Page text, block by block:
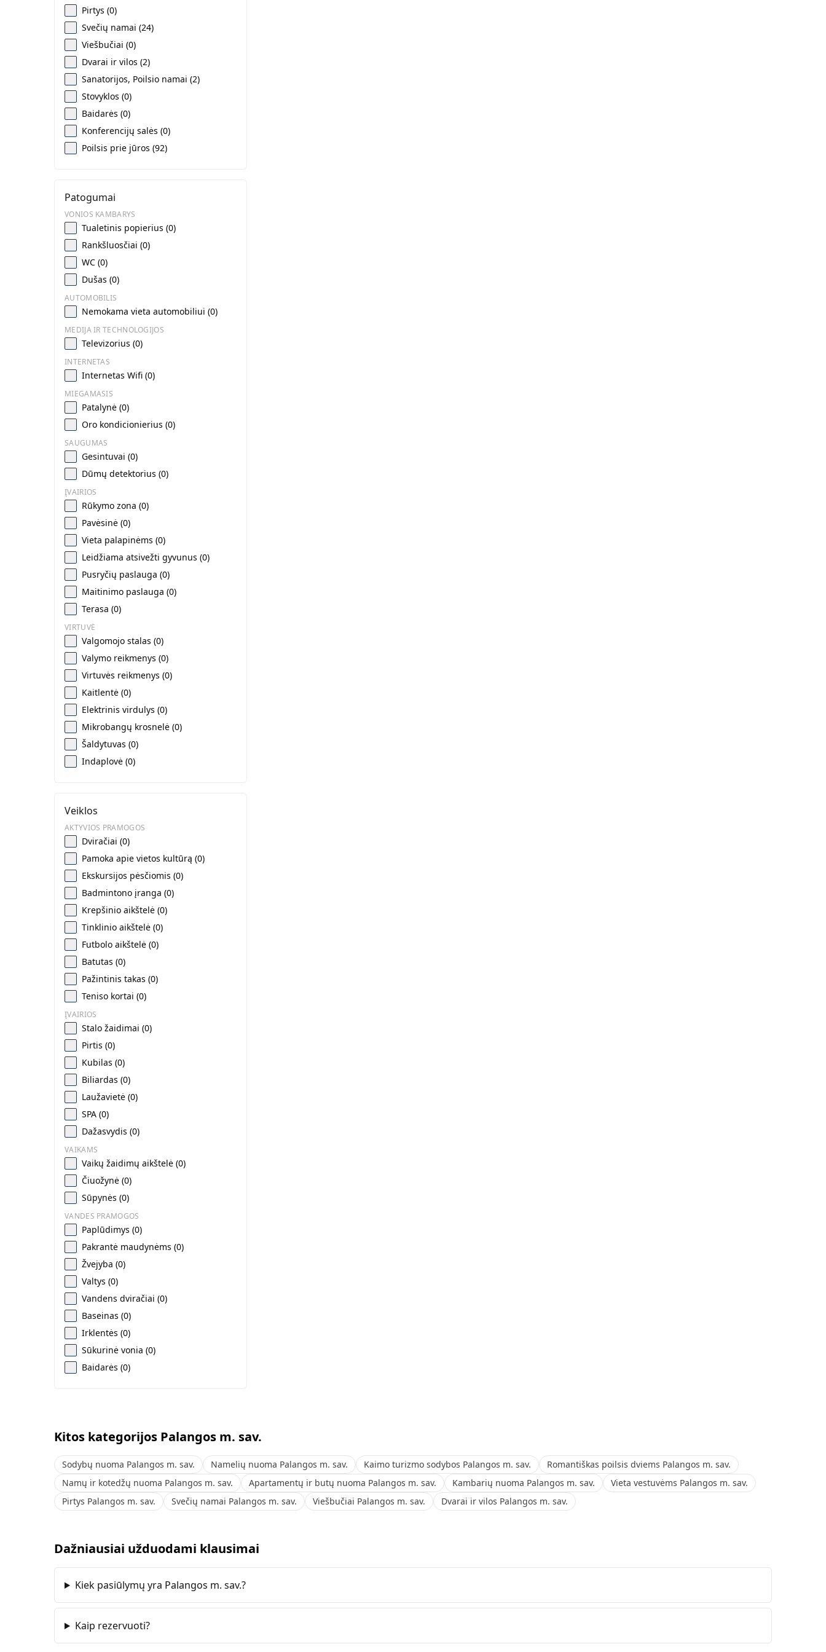
Pirtys (0)
Svečių namai (24)
Viešbučiai (0)
Dvarai ir vilos (2)
Sanatorijos, Poilsio namai (2)
Stovyklos (0)
Baidarės (0)
Konferencijų salės (0)
Poilsis prie jūros (92)
Patogumai
VONIOS KAMBARYS
Tualetinis popierius (0)
Rankšluosčiai (0)
WC (0)
Dušas (0)
AUTOMOBILIS
Nemokama vieta automobiliui (0)
MEDIJA IR TECHNOLOGIJOS
Televizorius (0)
INTERNETAS
Internetas Wifi (0)
MIEGAMASIS
Patalynė (0)
Oro kondicionierius (0)
SAUGUMAS
Gesintuvai (0)
Dūmų detektorius (0)
ĮVAIRIOS
Rūkymo zona (0)
Pavėsinė (0)
Vieta palapinėms (0)
Leidžiama atsivežti gyvunus (0)
Pusryčių paslauga (0)
Maitinimo paslauga (0)
Terasa (0)
VIRTUVĖ
Valgomojo stalas (0)
Valymo reikmenys (0)
Virtuvės reikmenys (0)
Kaitlentė (0)
Elektrinis virdulys (0)
Mikrobangų krosnelė (0)
Šaldytuvas (0)
Indaplovė (0)
Veiklos
AKTYVIOS PRAMOGOS
Dviračiai (0)
Pamoka apie vietos kultūrą (0)
Ekskursijos pėsčiomis (0)
Badmintono įranga (0)
Krepšinio aikštelė (0)
Tinklinio aikštelė (0)
Futbolo aikštelė (0)
Batutas (0)
Pažintinis takas (0)
Teniso kortai (0)
ĮVAIRIOS
Stalo žaidimai (0)
Pirtis (0)
Kubilas (0)
Biliardas (0)
Laužavietė (0)
SPA (0)
Dažasvydis (0)
VAIKAMS
Vaikų žaidimų aikštelė (0)
Čiuožynė (0)
Sūpynės (0)
VANDES PRAMOGOS
Paplūdimys (0)
Pakrantė maudynėms (0)
Žvejyba (0)
Valtys (0)
Vandens dviračiai (0)
Baseinas (0)
Irklentės (0)
Sūkurinė vonia (0)
Baidarės (0)
Kitos kategorijos Palangos m. sav.
Sodybų nuoma Palangos m. sav. Namelių nuoma Palangos m. sav. Kaimo turizmo sodybos Palangos m. sav.
Romantiškas poilsis dviems Palangos m. sav.
Namų ir kotedžų nuoma Palangos m. sav.
Apartamentų ir butų nuoma Palangos m. sav. Kambarių nuoma Palangos m. sav.
Vieta vestuvėms Palangos m. sav.
Pirtys Palangos m. sav.
Svečių namai Palangos m. sav. Viešbučiai Palangos m. sav. Dvarai ir vilos Palangos m. sav.
Dažniausiai užduodami klausimai
Kiek pasiūlymų yra Palangos m. sav.?
Kaip rezervuoti?